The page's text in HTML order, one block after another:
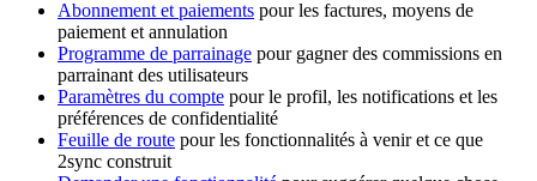
Abonnement et paiements pour les factures, moyens de
paiement et annulation
Programme de parrainage pour gagner des commissions en
parrainant des utilisateurs
Paramètres du compte pour le profil, les notifications et les
préférences de confidentialité
Feuille de route pour les fonctionnalités à venir et ce que
2sync construit